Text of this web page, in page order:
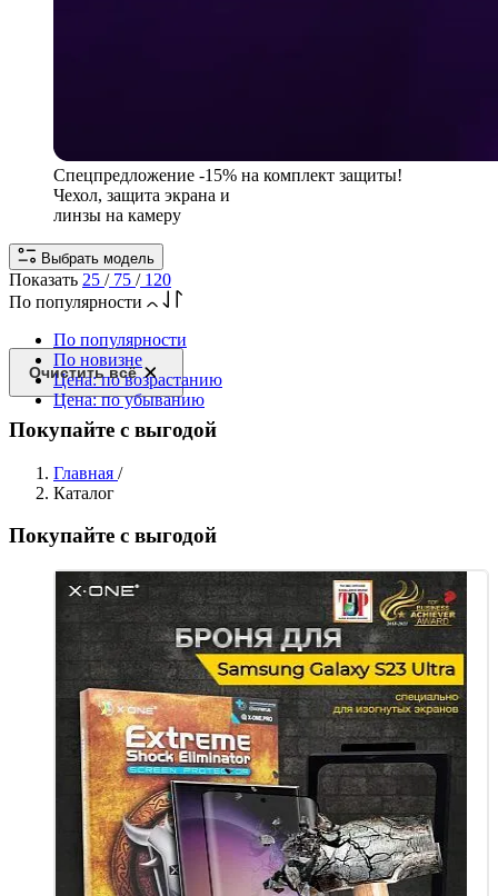
Спецпредложение -15% на комплект защиты!
Чехол, защита экрана и
линзы на камеру
Выбрать модель
Показать 25 / 75 / 120
По популярности
По популярности
По новизне
Цена: по возрастанию
Цена: по убыванию
Очистить всё
Покупайте с выгодой
Главная /
Каталог
Покупайте с выгодой